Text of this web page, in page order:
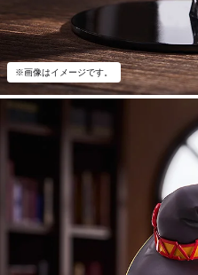
※画像はイメージです。